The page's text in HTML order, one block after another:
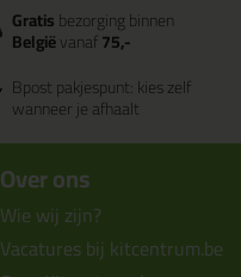
Gratisbezorging binnen
Belgiëvanaf75,-
Bpost pakjespunt: kies zelf
wanneer je afhaalt
Over ons
Wie wij zijn?
Vacatures bij kitcentrum.be